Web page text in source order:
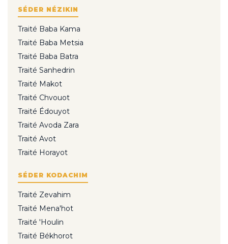
SÉDER NÉZIKIN
Traité Baba Kama
Traité Baba Metsia
Traité Baba Batra
Traité Sanhedrin
Traité Makot
Traité Chvouot
Traité Édouyot
Traité Avoda Zara
Traité Avot
Traité Horayot
SÉDER KODACHIM
Traité Zevahim
Traité Mena'hot
Traité 'Houlin
Traité Békhorot